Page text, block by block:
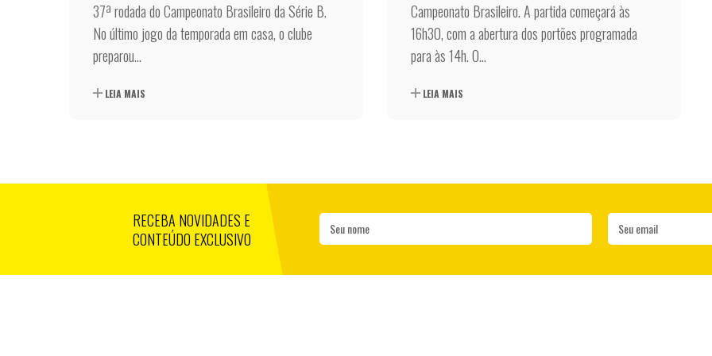
37ª rodada do Campeonato Brasileiro da Série B.
No último jogo da temporada em casa, o clube
preparou...
LEIA MAIS
Campeonato Brasileiro. A partida começará às
16h30, com a abertura dos portões programada
para às 14h. O...
LEIA MAIS
RECEBA NOVIDADES E
CONTEÚDO EXCLUSIVO
Seu nome Seu email